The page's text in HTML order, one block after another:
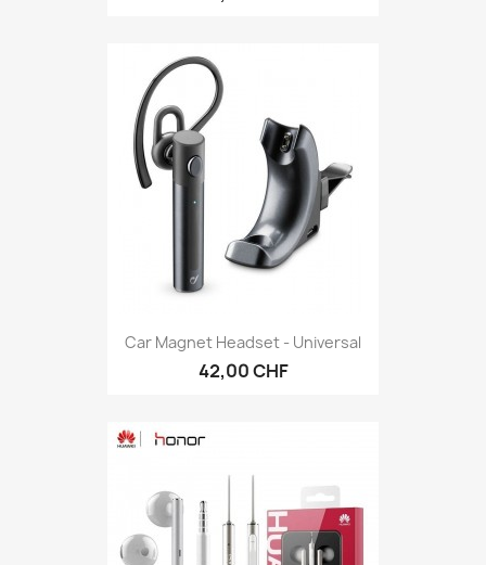
Car Magnet Headset - Universal
42,00 CHF